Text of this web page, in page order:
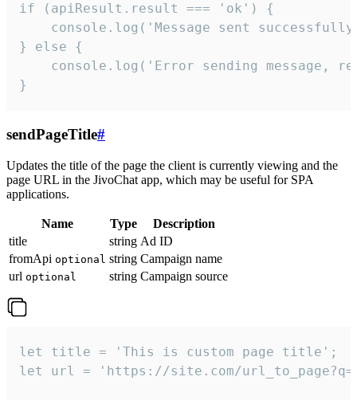
if (apiResult.result === 'ok') {
console.log('Message sent
} else {
console.log('Error sending message,
}
sendPageTitle#
Updates the title of the page the client is currently viewing and the
page URL in the JivoChat app, which may be useful for SPA
applications.
Name Type
Description
title
string Ad ID
fromApi optional string Campaign name
url optional string Campaign source
let title = 'This is custom page title';
let url = 'https://site.com/